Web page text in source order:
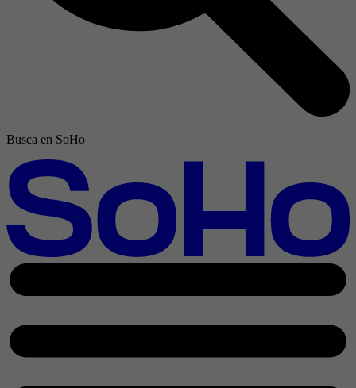
Busca en SoHo